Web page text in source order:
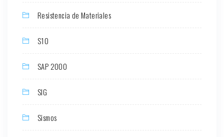
Resistencia de Materiales
S10
SAP 2000
SIG
Sismos